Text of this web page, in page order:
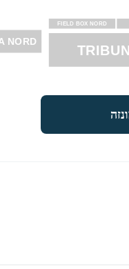
NORD
FIELD BOX NORD